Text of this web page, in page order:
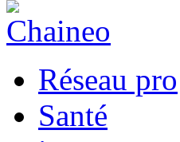
Réseau pro
Santé